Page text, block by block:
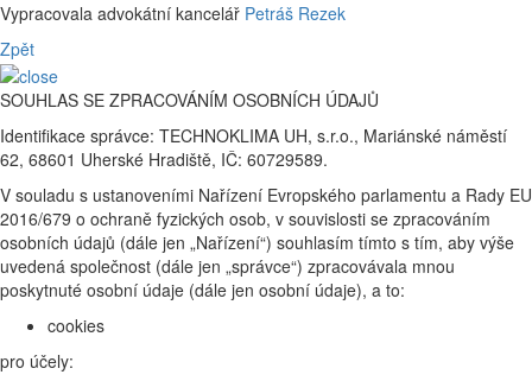
Vypracovala advokátní kancelář Petráš Rezek
Zpět
SOUHLAS SE ZPRACOVÁNÍM OSOBNÍCH ÚDAJŮ
Identifikace správce: TECHNOKLIMA UH, s.r.o., Mariánské náměstí
62, 68601 Uherské Hradiště, IČ: 60729589.
V souladu s ustanoveními Nařízení Evropského parlamentu a Rady EU
2016/679 o ochraně fyzických osob, v souvislosti se zpracováním
osobních údajů (dále jen „Nařízení“) souhlasím tímto s tím, aby výše
uvedená společnost (dále jen „správce“) zpracovávala mnou
poskytnuté osobní údaje (dále jen osobní údaje), a to:
cookies
pro účely: